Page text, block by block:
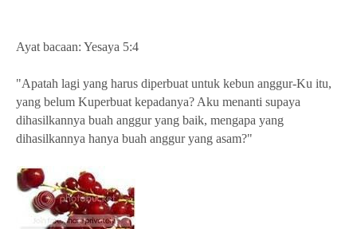
Ayat bacaan: Yesaya 5:4
"Apatah lagi yang harus diperbuat untuk kebun anggur-Ku itu,
yang belum Kuperbuat kepadanya? Aku menanti supaya
dihasilkannya buah anggur yang baik, mengapa yang
dihasilkannya hanya buah anggur yang asam?"